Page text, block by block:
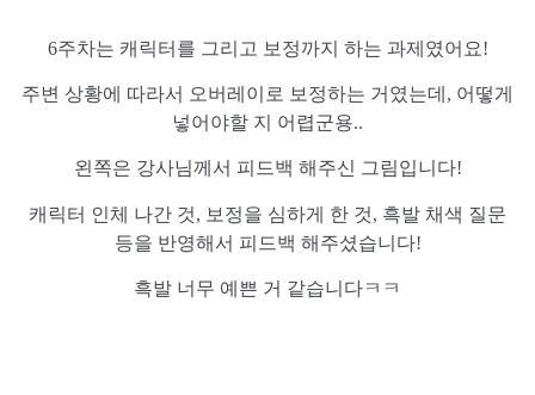
6주차는 캐릭터를 그리고 보정까지 하는 과제였어요!
주변 상황에 따라서 오버레이로 보정하는 거였는데, 어떻게
넣어야할 지 어렵군용..
왼쪽은 강사님께서 피드백 해주신 그림입니다!
캐릭터 인체 나간 것, 보정을 심하게 한 것, 흑발 채색 질문
등을 반영해서 피드백 해주셨습니다!
흑발 너무 예쁜 거 같습니다ㅋㅋ